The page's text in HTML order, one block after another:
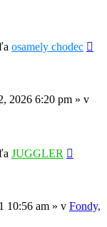
osamely chodec
2026 6:20 pm » v
JUGGLER
10:56 am » v Fondy,